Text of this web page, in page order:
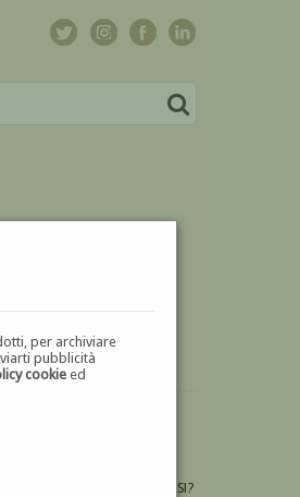
per archiviare
pubblicità
cookie ed
DI GUSTAVO DE ROSSI?